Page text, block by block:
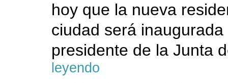
hoy que la nueva
ciudad será
presidente de la Junta
leyendo